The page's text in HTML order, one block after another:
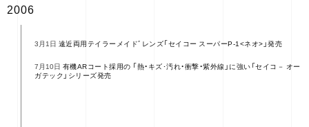
2006
3月1日 遠近両用テイラーメイドﾞレンズ「セイコー スーパーP-1<ネオ>」発売
7月10日 有機ARコート採用の 「熱・キズ･汚れ・衝撃・紫外線」に強い「セイコ－ オー
ガテック」シリーズ発売